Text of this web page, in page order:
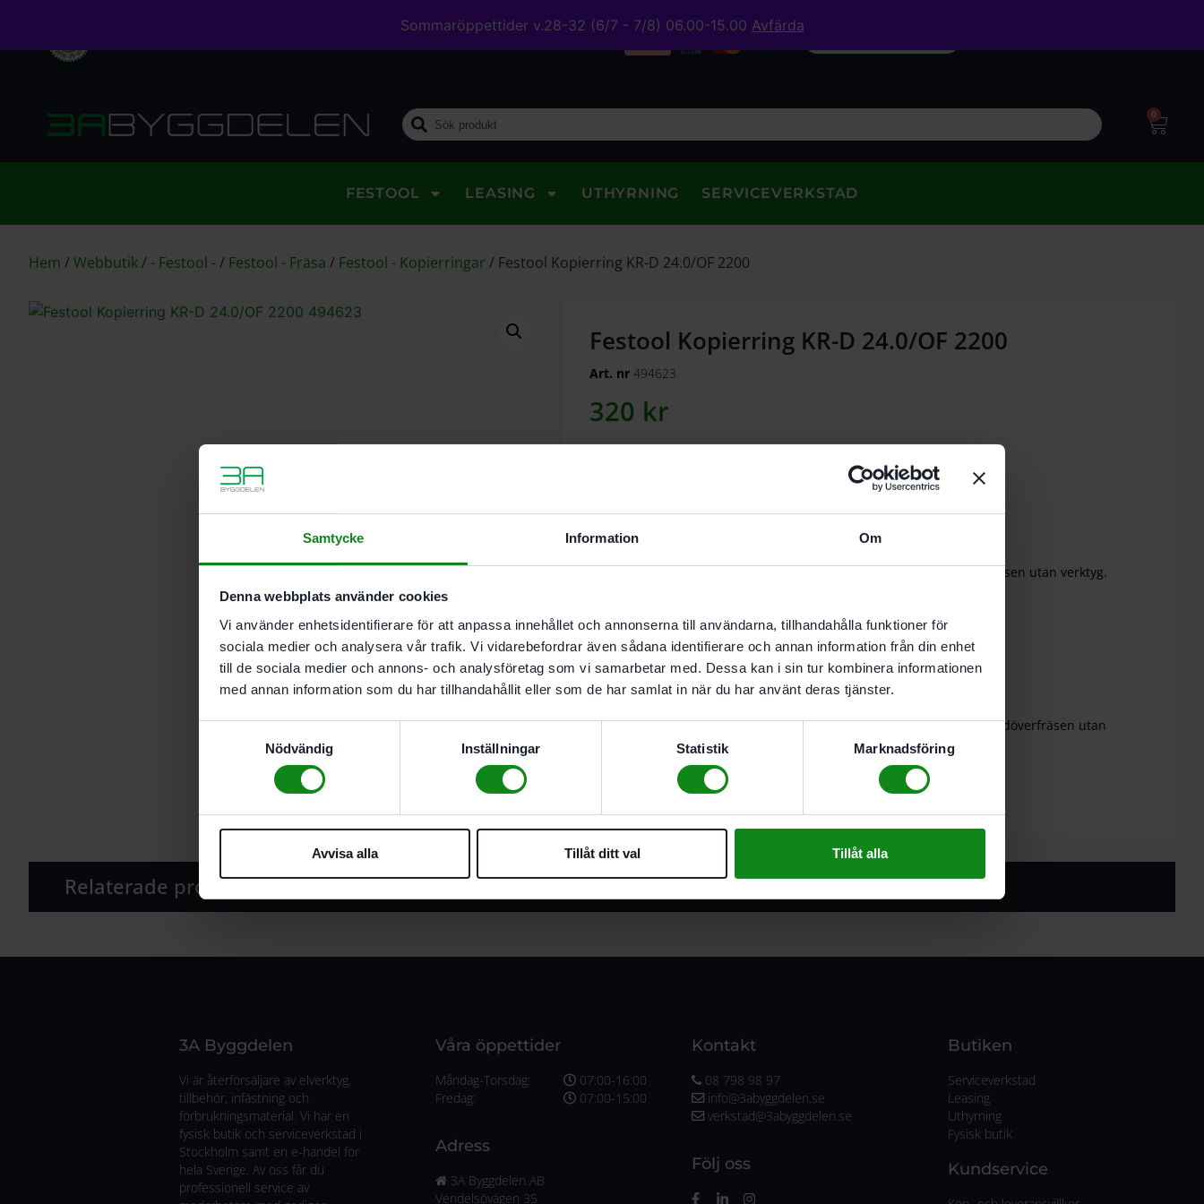
Samtycke Information Om
Denna webbplats använder cookies
Vi använder enhetsidentifierare för att anpassa innehållet och annonserna till användarna, tillhandahålla funktioner för
sociala medier och analysera vår trafik. Vi vidarebefordrar även sådana identifierare och annan information från din enhet
till de sociala medier och annons- och analysföretag som vi samarbetar med. Dessa kan i sin tur kombinera informationen
med annan information som du har tillhandahållit eller som de har samlat in när du har använt deras tjänster.
Nödvändig
Inställningar Statistik Marknadsföring
Avvisa alla Tillåt ditt val Tillåt alla
Sommaröppettider v.28-32 (6/7 - 7/8) 06.00-15.00 Avfärda
Smidig leverans
0
FESTOOL LEASING UTHYRNING SERVICEVERKSTAD
Hem /Webbutik/ - Festool -/ Festool - Fräsa / Festool - Kopierringar / Festool Kopierring KR-D 24.0/OF 2200
Festool Kopierring KR-D 24.0/OF 2200
Art. nr 494623
320 kr
Lägg till i varukorg
I leverantörslager. Skickas inom 5-8 vardagar.
Kopierring för avkänning av frässchabloner. Monteras i handöverfräsen utan verktyg.
Beskrivning Teknisk Data Recensioner (0)
Egenskaper
Kopierring för avkänning av frässchabloner. Monteras i handöverfräsen utan
verktyg.
För OF 2200
Relaterade produkter
3A Byggdelen
Vi är återförsäljare av elverktyg,
tillbehör, infästning och
förbrukningsmaterial. Vi har en
fysisk butik och serviceverkstad i
Stockholm samt en e-handel för
hela Sverige. Av oss får du
professionell service av
Våra öppettider
Måndag-Torsdag:
Fredag:
07:00-16:00
07:00-15:00
Adress
3A Byggdelen AB
Vendelsövägen 35
Kontakt
08 798 98 97
info@3abyggdelen.se
verkstad@3abyggdelen.se
Följ oss
Butiken
Serviceverkstad
Leasing
Uthyrning
Fysisk butik
Kundservice